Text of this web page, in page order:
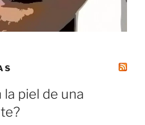
piel de una